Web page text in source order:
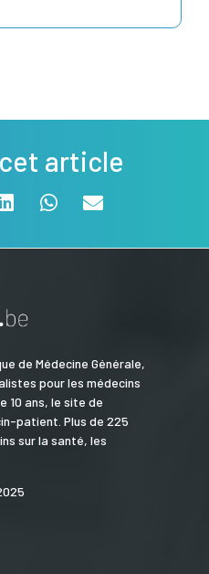
article
de Médecine Générale,
pour les médecins
10 ans, le site de
patient. Plus de 225
sur la santé, les